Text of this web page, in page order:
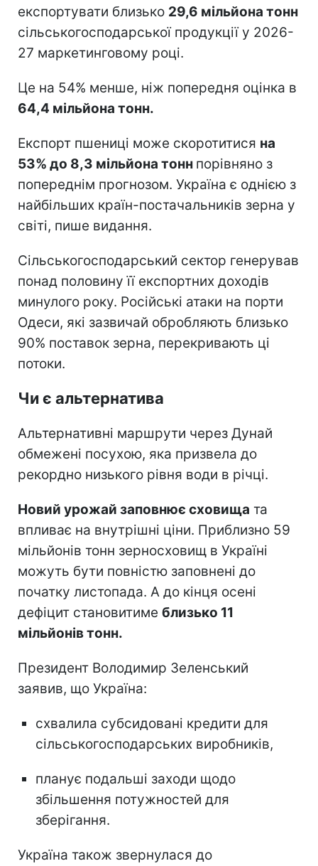
експортувати близько 29,6 мільйона тонн
сільськогосподарської продукції у 2026-
27 маркетинговому році.
Це на 54% менше, ніж попередня оцінка в
64,4 мільйона тонн.
Експорт пшениці може скоротитися на
53% до 8,3 мільйона тонн порівняно з
попереднім прогнозом. Україна є однією з
найбільших країн-постачальників зерна у
світі, пише видання.
Сільськогосподарський сектор генерував
понад половину її експортних доходів
минулого року. Російські атаки на порти
Одеси, які зазвичай обробляють близько
90% поставок зерна, перекривають ці
потоки.
Чи є альтернатива
Альтернативні маршрути через Дунай
обмежені посухою, яка призвела до
рекордно низького рівня води в річці.
Новий урожай заповнює сховища та
впливає на внутрішні ціни. Приблизно 59
мільйонів тонн зерносховищ в Україні
можуть бути повністю заповнені до
початку листопада. А до кінця осені
дефіцит становитиме близько 11
мільйонів тонн.
Президент Володимир Зеленський
заявив, що Україна:
схвалила субсидовані кредити для
сільськогосподарських виробників,
планує подальші заходи щодо
збільшення потужностей для
зберігання.
Україна також звернулася до